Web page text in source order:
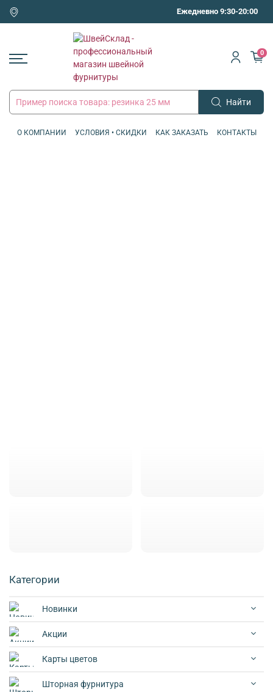
Ежедневно 9:30-20:00
Найти
0
О КОМПАНИИ УСЛОВИЯ • СКИДКИ КАК ЗАКАЗАТЬ КОНТАКТЫ
Категории
Новинки
Акции
Карты цветов
Шторная фурнитура